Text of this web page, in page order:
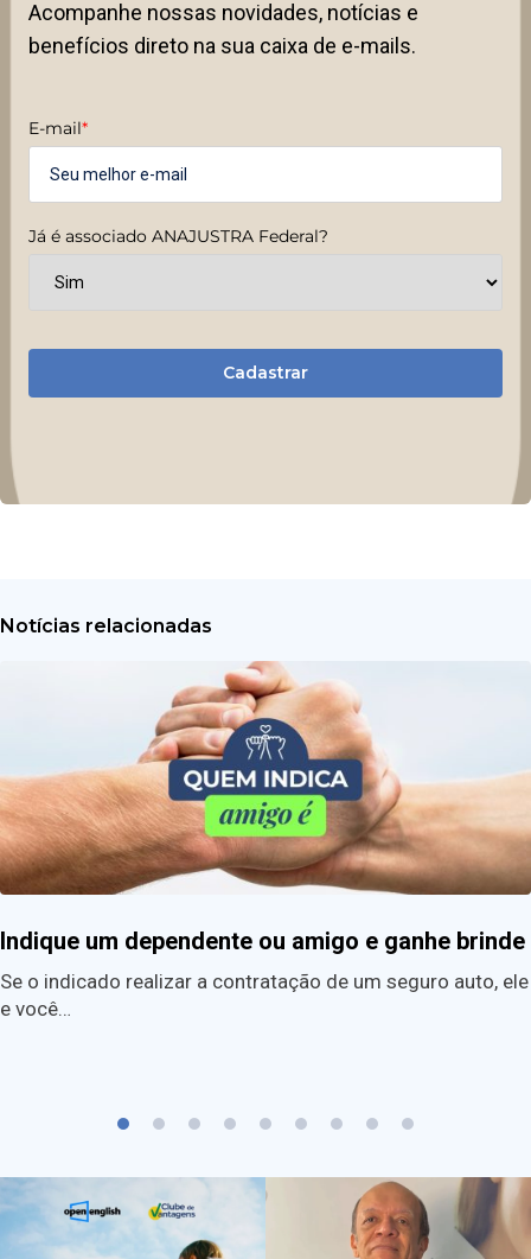
Acompanhe nossas novidades, notícias e
benefícios direto na sua caixa de e-mails.
E-mail*
Já é associado ANAJUSTRA Federal?
Cadastrar
Notícias relacionadas
Indique um dependente ou amigo e ganhe brinde
Se o indicado realizar a contratação de um seguro auto, ele
e você…